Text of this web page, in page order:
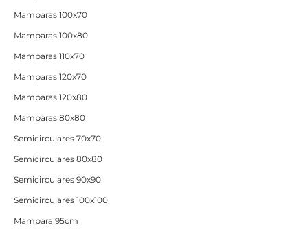
Mamparas 100x70
Mamparas 100x80
Mamparas 110x70
Mamparas 120x70
Mamparas 120x80
Mamparas 80x80
Semicirculares 70x70
Semicirculares 80x80
Semicirculares 90x90
Semicirculares 100x100
Mampara 95cm